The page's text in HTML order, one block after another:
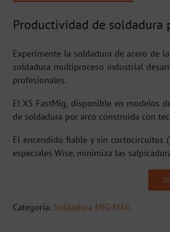
Productividad de soldadura
Experimente la soldadura de acero de
soldadura multiproceso industrial
profesionales.
El X5 FastMig, disponible en modelos
de soldadura por arco construida con
El encendido fiable y sin cortocircuitos
especiales Wise, minimiza las
Categoría: Soldadura MIG-MAG